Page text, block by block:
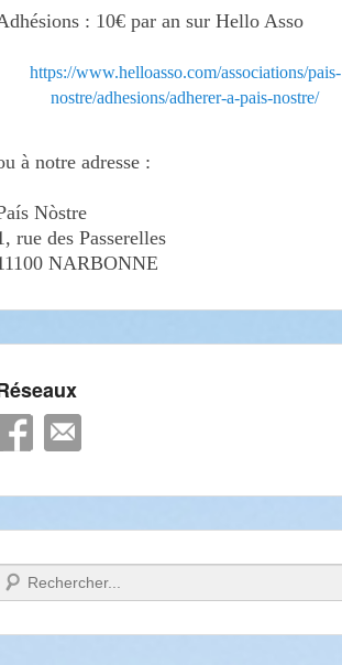
: 10€ par an sur Hello Asso
https://www.helloasso.com/associations/pais-
nostre/adhesions/adherer-a-pais-nostre/
à notre adresse :
Nòstre
rue des Passerelles
NARBONNE